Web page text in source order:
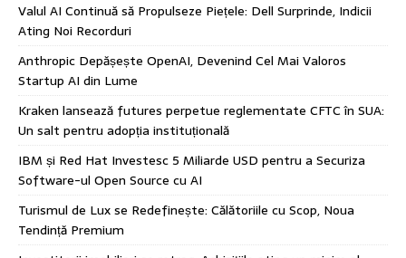
Valul AI Continuă să Propulseze Piețele: Dell Surprinde, Indicii
Ating Noi Recorduri
Anthropic Depășește OpenAI, Devenind Cel Mai Valoros
Startup AI din Lume
Kraken lansează futures perpetue reglementate CFTC în SUA:
Un salt pentru adopția instituțională
IBM și Red Hat Investesc 5 Miliarde USD pentru a Securiza
Software-ul Open Source cu AI
Turismul de Lux se Redefinește: Călătoriile cu Scop, Noua
Tendință Premium